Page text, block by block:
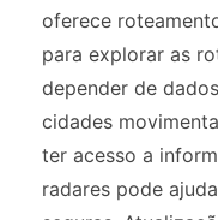
oferece
para explorar as
depender de
cidades
ter acesso a
radares pode